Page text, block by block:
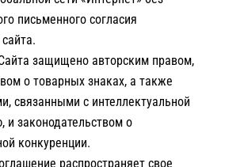
письменного согласия
защищено авторским правом,
о товарных знаках, а также
связанными с интеллектуальной
и законодательством о
конкуренции.
распространяет свое